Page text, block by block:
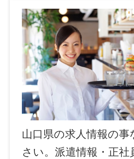
山口県の求人情報の
さい。派遣情報・正